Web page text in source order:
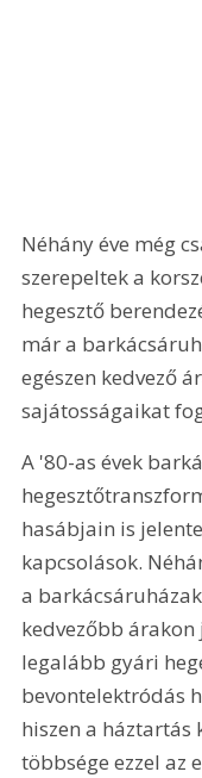
Néhány éve még
szerepeltek a
hegesztő
már a
egészen kedvező
sajátosságaikat
A '80-as évek
hasábjain is
kapcsolások.
a
kedvezőbb
legalább gyári
bevontelektródás
hiszen a
többsége ezzel az